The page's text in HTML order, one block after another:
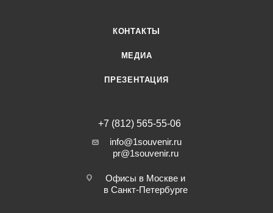
КОНТАКТЫ
МЕДИА
ПРЕЗЕНТАЦИЯ
+7 (812) 565-55-06
info@1souvenir.ru
pr@1souvenir.ru
Офисы в Москве и
в Санкт-Петербурге